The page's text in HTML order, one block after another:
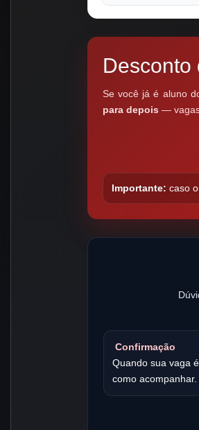
Desconto
Se você já é aluno
para depois —
Importante: caso
Confirmação
Quando sua vaga
como acompanhar.